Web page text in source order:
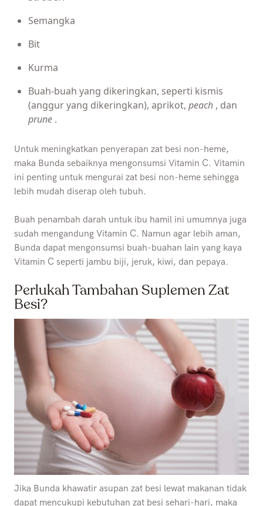
Semangka
Bit
Kurma
Buah-buah yang dikeringkan, seperti kismis
(anggur yang dikeringkan), aprikot, peach , dan
prune .
Untuk meningkatkan penyerapan zat besi non-heme,
maka Bunda sebaiknya mengonsumsi Vitamin C. Vitamin
ini penting untuk mengurai zat besi non-heme sehingga
lebih mudah diserap oleh tubuh.
Buah penambah darah untuk ibu hamil ini umumnya juga
sudah mengandung Vitamin C. Namun agar lebih aman,
Bunda dapat mengonsumsi buah-buahan lain yang kaya
Vitamin C seperti jambu biji, jeruk, kiwi, dan pepaya.
Perlukah Tambahan Suplemen Zat
Besi?
Jika Bunda khawatir asupan zat besi lewat makanan tidak
dapat mencukupi kebutuhan zat besi sehari-hari, maka